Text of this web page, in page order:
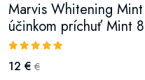
Marvis Whitening
účinkom príchuť Mint
12 € €